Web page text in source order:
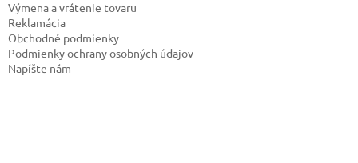
Výmena a vrátenie tovaru
Reklamácia
Obchodné podmienky
Podmienky ochrany osobných údajov
Napíšte nám